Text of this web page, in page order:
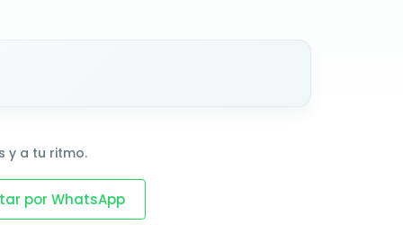
y a tu ritmo.
por WhatsApp